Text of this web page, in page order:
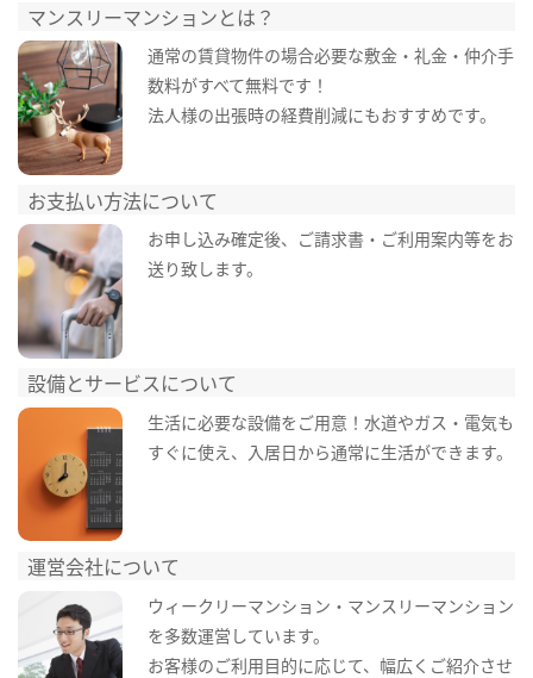
マンスリーマンションとは？
通常の賃貸物件の場合必要な敷金・礼金・仲介手
数料がすべて無料です！
法人様の出張時の経費削減にもおすすめです。
お支払い方法について
お申し込み確定後、ご請求書・ご利用案内等をお
送り致します。
設備とサービスについて
生活に必要な設備をご用意！水道やガス・電気も
すぐに使え、入居日から通常に生活ができます。
運営会社について
ウィークリーマンション・マンスリーマンション
を多数運営しています。
お客様のご利用目的に応じて、幅広くご紹介させ